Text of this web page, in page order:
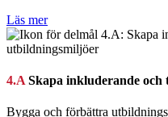
Läs mer
4.A Skapa inkluderande
Bygga och förbättra